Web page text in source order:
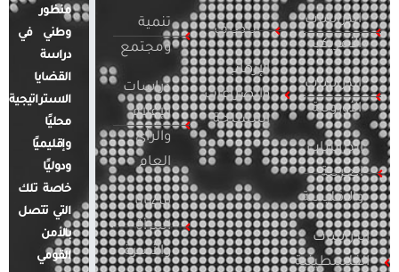
الدراسات
الأمريكية
الدراسات
الأوروبية
الدراسات
العربية
والإقليمية
الدراسات
الفلسطينية
التطرف
الإرهاب
والصراعات
المسلحة
تنمية
ومجتمع
دراسات
الإعلام
والرأي
العام
قضايا
المرأة
والأسرة
منظور
وطني في
دراسة
القضايا
الاستراتيجية
محليًا
وإقليميًا
ودوليًا
خاصة تلك
التي تتصل
بالأمن
القومي